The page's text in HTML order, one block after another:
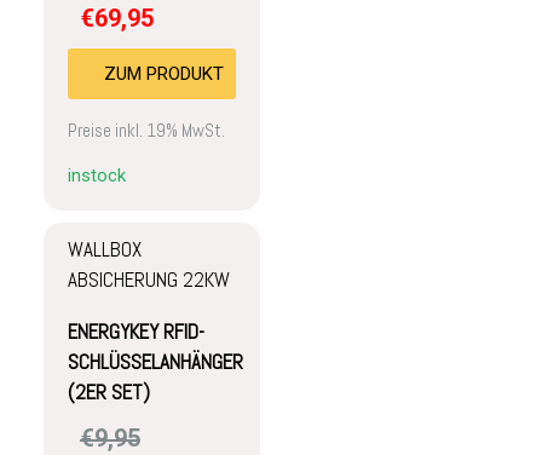
€69,95
ZUM PRODUKT
Preise inkl. 19% MwSt.
instock
WALLBOX
ABSICHERUNG 22KW
ENERGYKEY RFID-
SCHLÜSSELANHÄNGER
(2ER SET)
€9,95